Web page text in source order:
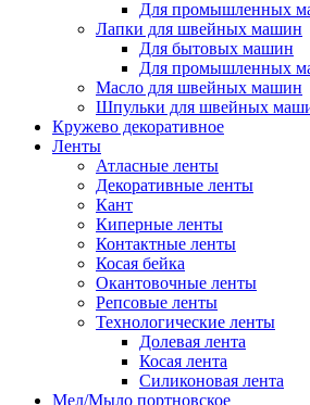
Для промышленных
Лапки для швейных машин
Для бытовых машин
Для промышленных
Масло для швейных машин
Шпульки для швейных
Кружево декоративное
Ленты
Атласные ленты
Декоративные ленты
Кант
Киперные ленты
Контактные ленты
Косая бейка
Окантовочные ленты
Репсовые ленты
Технологические ленты
Долевая лента
Косая лента
Силиконовая лента
Мел/Мыло портновское